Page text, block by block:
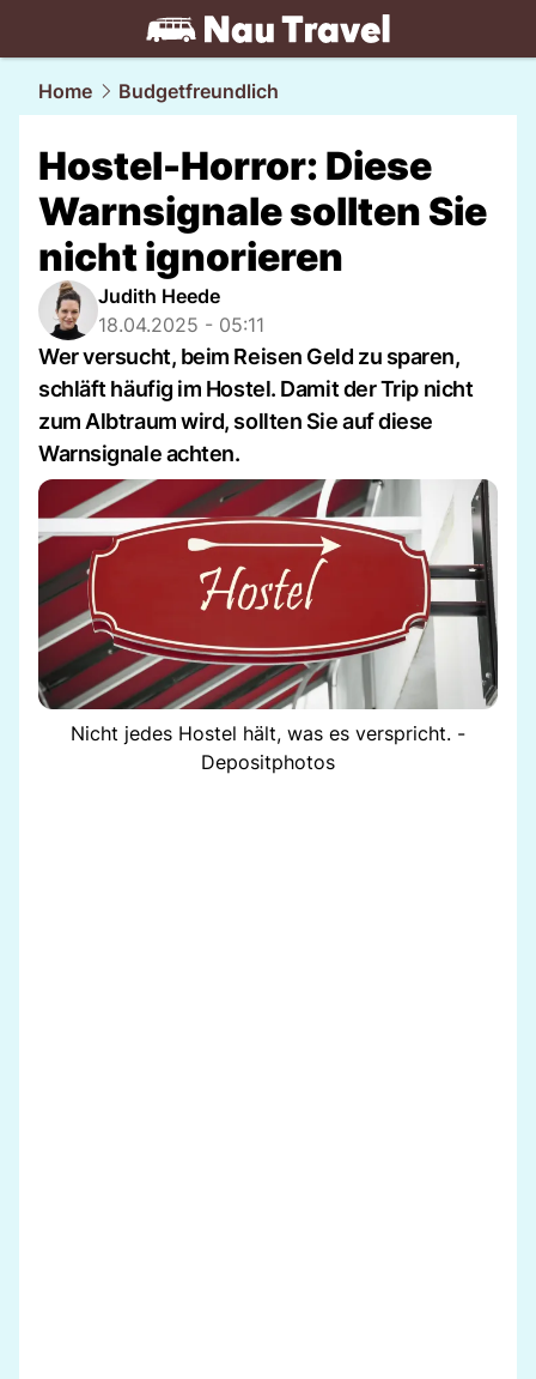
travel.NAU.ch
Home Budgetfreundlich
Hostel-Horror: Diese
Warnsignale sollten Sie
nicht ignorieren
Judith Heede
18.04.2025 - 05:11
Wer versucht, beim Reisen Geld zu sparen,
schläft häufig im Hostel. Damit der Trip nicht
zum Albtraum wird, sollten Sie auf diese
Warnsignale achten.
Nicht jedes Hostel hält, was es verspricht. -
Depositphotos